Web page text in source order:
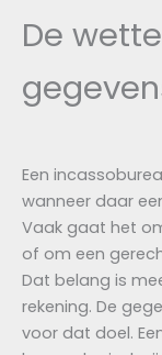
De
Een
wanneer daar
Vaak gaat het
of om een
Dat belang is
rekening. De
voor dat doel.